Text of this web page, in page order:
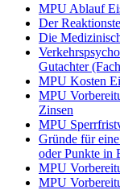
MPU Ablauf
Der
Die
Gutachter
MPU Kosten
MPU
Zinsen
MPU
Gründe für
oder Punkte in
MPU
MPU